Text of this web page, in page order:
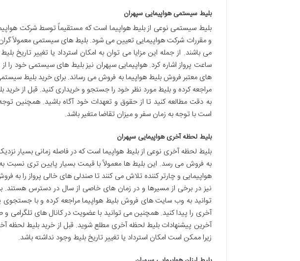
بلیط سیستمی هواپیمایی سپهران
بلیط سیستمی نوعی از بلیط هواپیما است که مستقیماً توسط شرکت
و مقررات شرکت هواپیمایی تعیین می شود. بلیط های سیستمی معمولاً گران
می باشند. از جمله این مزایا می توان به امکان استرداد یا تغییر تاریخ
ساعت پرواز اشاره کرد. هواپیمایی سپهران نیز بلیط های سیستمی خود
های معتبر فروش بلیط هواپیما به فروش می رساند. برای خرید بلیط
مراجعه کرده و بلیط مورد نظر خود را جستجو و خریداری کنید. قبل از
به دقت مطالعه کنید تا از حقوق و تعهدات خود آگاه باشید. همچنین
است با توجه به زمان سفر و میزان تقاضا متغیر باشد.
بلیط لحظه آخری هواپیمایی سپهران
بلیط لحظه آخری نوعی از بلیط هواپیما است که در فاصله زمانی بسیار
به فروش می رسد. این بلیط ها معمولاً با قیمت بسیار پایین تری نسبت
هواپیمایی و چارتر کننده تلاش می کنند تا صندلی های خالی پرواز را به
نیز در برخی از مسیرها و در زمان های خاصی از سال در دسترس هستند.
توانید به وب سایت های فروش بلیط هواپیما مراجعه کرده و با
آخری را پیدا کنید. همچنین می توانید با عضویت در کانال های تلگرامی
آخرین پیشنهادات بلیط لحظه آخری مطلع شوید. قبل از خرید بلیط لحظه
زیرا ممکن است امکان استرداد یا تغییر تاریخ بلیط وجود نداشته باشد.